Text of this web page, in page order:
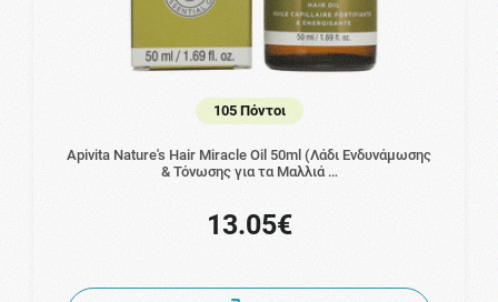
105 Πόντοι
Apivita Nature's Hair Miracle Oil 50ml (Λάδι Ενδυνάμωσης
& Τόνωσης για τα Μαλλιά …
13.05€